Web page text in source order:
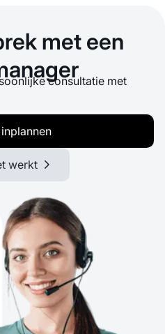
met een
consultatie met
werkt